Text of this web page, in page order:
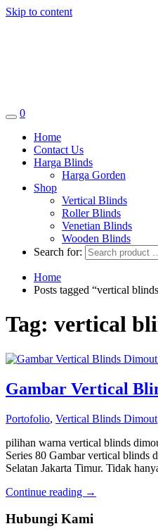
Skip to content
0
Home
Contact Us
Harga Blinds
Harga Gorden
Shop
Vertical Blinds
Roller Blinds
Venetian Blinds
Wooden Blinds
Search for:
Home
Posts tagged “vertical
Tag: vertical
Gambar Vertical
Portofolio, Vertical Blinds Dimout
pilihan warna vertical blinds
Series 80 Gambar vertical blinds
Selatan Jakarta Timur. Tidak
Continue reading →
Hubungi Kami